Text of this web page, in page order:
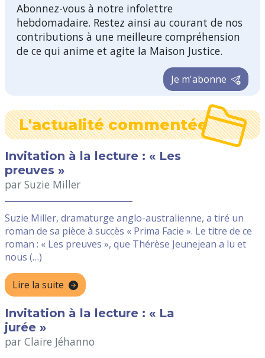
Abonnez-vous à notre infolettre
hebdomadaire. Restez ainsi au courant de nos
contributions à une meilleure compréhension
de ce qui anime et agite la Maison Justice.
Je m'abonne
L'actualité commentée
Invitation à la lecture : « Les
preuves »
par Suzie Miller
Suzie Miller, dramaturge anglo-australienne, a tiré un
roman de sa pièce à succès « Prima Facie ». Le titre de ce
roman : « Les preuves », que Thérèse Jeunejean a lu et
nous (…)
Lire la suite
Invitation à la lecture : « La
jurée »
par Claire Jéhanno